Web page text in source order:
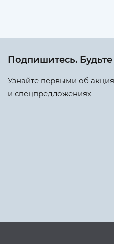
Подпишитесь.
Узнайте первыми об
и спецпредложениях